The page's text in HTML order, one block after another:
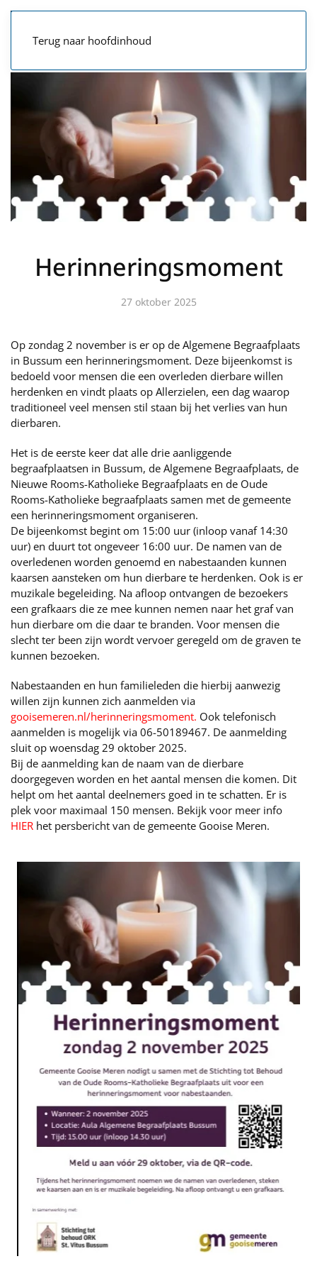
Terug naar hoofdinhoud
Herinneringsmoment
27 oktober 2025
Op zondag 2 november is er op de Algemene Begraafplaats
in Bussum een herinneringsmoment. Deze bijeenkomst is
bedoeld voor mensen die een overleden dierbare willen
herdenken en vindt plaats op Allerzielen, een dag waarop
traditioneel veel mensen stil staan bij het verlies van hun
dierbaren.
Het is de eerste keer dat alle drie aanliggende
begraafplaatsen in Bussum, de Algemene Begraafplaats, de
Nieuwe Rooms-Katholieke Begraafplaats en de Oude
Rooms-Katholieke begraafplaats samen met de gemeente
een herinneringsmoment organiseren.
De bijeenkomst begint om 15:00 uur (inloop vanaf 14:30
uur) en duurt tot ongeveer 16:00 uur. De namen van de
overledenen worden genoemd en nabestaanden kunnen
kaarsen aansteken om hun dierbare te herdenken. Ook is er
muzikale begeleiding. Na afloop ontvangen de bezoekers
een grafkaars die ze mee kunnen nemen naar het graf van
hun dierbare om die daar te branden. Voor mensen die
slecht ter been zijn wordt vervoer geregeld om de graven te
kunnen bezoeken.
Nabestaanden en hun familieleden die hierbij aanwezig
willen zijn kunnen zich aanmelden via
gooisemeren.nl/herinneringsmoment. Ook telefonisch
aanmelden is mogelijk via 06-50189467. De aanmelding
sluit op woensdag 29 oktober 2025.
Bij de aanmelding kan de naam van de dierbare
doorgegeven worden en het aantal mensen die komen. Dit
helpt om het aantal deelnemers goed in te schatten. Er is
plek voor maximaal 150 mensen. Bekijk voor meer info
HIER het persbericht van de gemeente Gooise Meren.